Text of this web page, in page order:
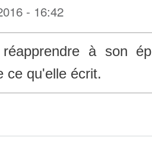
- 16:42
réapprendre à son
ce qu'elle écrit.